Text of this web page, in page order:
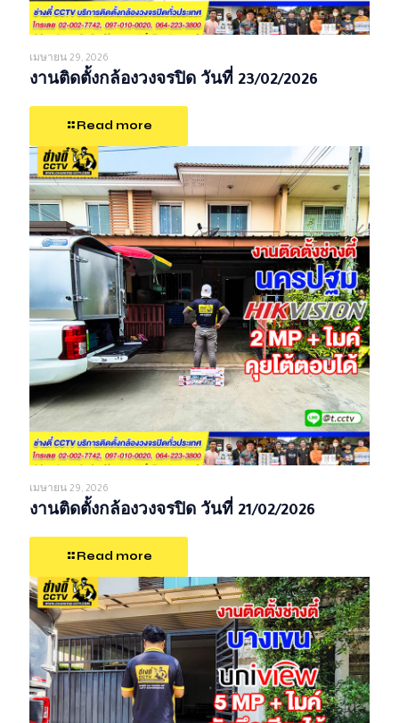
เมษายน 29, 2026
งานติดตั้งกล้องวงจรปิด วันที่ 23/02/2026
Read more
เมษายน 29, 2026
งานติดตั้งกล้องวงจรปิด วันที่ 21/02/2026
Read more